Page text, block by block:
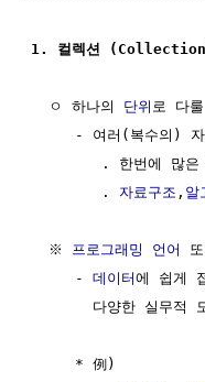
1. 컬렉션
  ㅇ 하나의
단위 로 다
- 여러(복수의) 자
. 한번에 많은
        .
자료구조 , 알
  ※
프로그래밍 언어
     -
데이터에 쉽게
다양한 실무적
     * 例)